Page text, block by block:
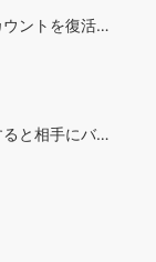
ウントを復活…
ると相手にバ…